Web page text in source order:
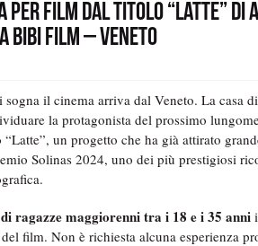
per film dal titolo “Latte” di
Bibi Film – Veneto
il cinema arriva dal Veneto. La casa
la protagonista del prossimo
un progetto che ha già attirato
Solinas 2024, uno dei più prestigiosi
ragazze maggiorenni tra i 18 e i 35 anni
film. Non è richiesta alcuna esperienza